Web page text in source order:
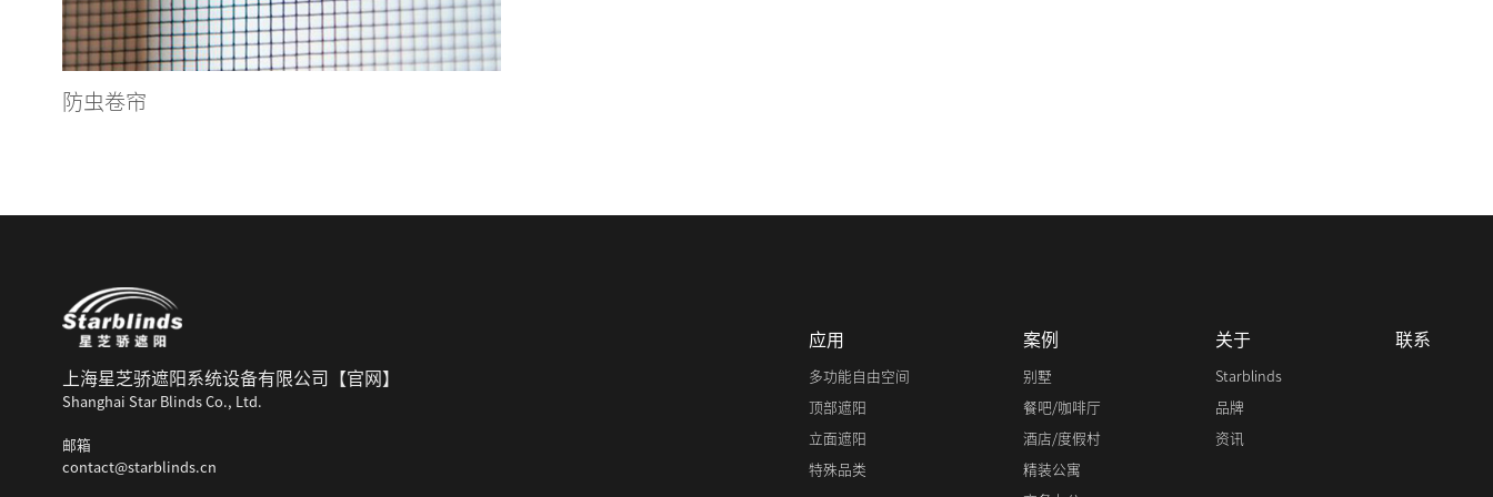
防虫卷帘
上海星芝骄遮阳系统设备有限公司【官网】
Shanghai Star Blinds Co., Ltd.
邮箱
contact@starblinds.cn
应用
多功能自由空间
顶部遮阳
立面遮阳
特殊品类
案例
别墅
餐吧/咖啡厅
酒店/度假村
精装公寓
关于
Starblinds
品牌
资讯
联系